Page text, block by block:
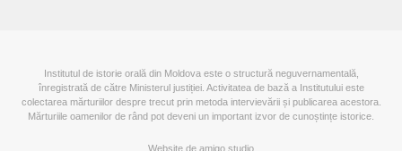
Institutul de istorie orală din Moldova este o structură neguvernamentală,
înregistrată de către Ministerul justiției. Activitatea de bază a Institutului este
colectarea mărturiilor despre trecut prin metoda intervievării și publicarea acestora.
Mărturiile oamenilor de rând pot deveni un important izvor de cunoștințe istorice.
Website de amigo.studio